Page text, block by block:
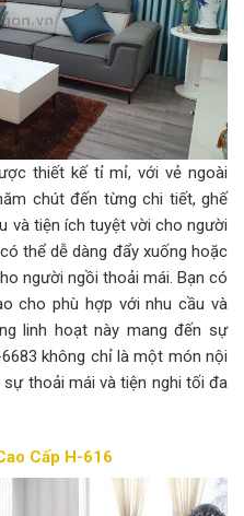
thiết kế tỉ mỉ, với vẻ ngoài
chút đến từng chi tiết, ghế
và tiện ích tuyệt vời cho người
thể dễ dàng đẩy xuống hoặc
người ngồi thoải mái. Bạn có
cho phù hợp với nhu cầu và
linh hoạt này mang đến sự
không chỉ là một món nội
thoải mái và tiện nghi tối đa
Cấp H-616